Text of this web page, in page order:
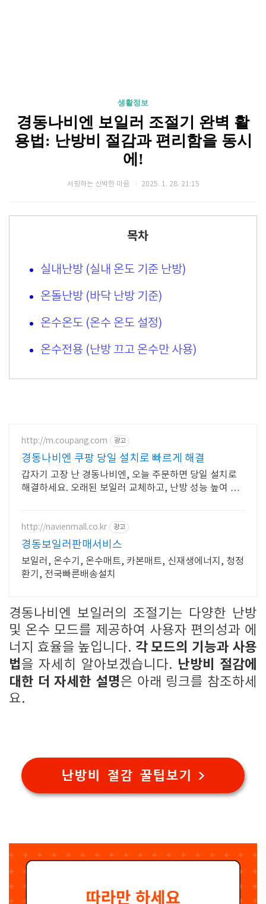
생활정보
경동나비엔 보일러 조절기 완벽 활
용법: 난방비 절감과 편리함을 동시
에!
서핑하는 신박한 마음 2025. 1. 28. 21:15
목차
실내난방 (실내 온도 기준 난방)
온돌난방 (바닥 난방 기준)
온수온도 (온수 온도 설정)
온수전용 (난방 끄고 온수만 사용)
http://m.coupang.com 광고
경동나비엔 쿠팡 당일 설치로 빠르게 해결
갑자기 고장 난 경동나비엔, 오늘 주문하면 당일 설치로
해결하세요. 오래된 보일러 교체하고, 난방 성능 높여 쾌
http://navienmall.co.kr 광고
경동보일러판매서비스
보일러, 온수기, 온수매트, 카본매트, 신재생에너지, 청정
환기, 전국빠른배송설치
경동나비엔 보일러의 조절기는 다양한 난방
및 온수 모드를 제공하여 사용자 편의성과 에
너지 효율을 높입니다. 각 모드의 기능과 사용
법을 자세히 알아보겠습니다. 난방비 절감에
대한 더 자세한 설명은 아래 링크를 참조하세
요.
난방비 절감 꿀팁보기 >